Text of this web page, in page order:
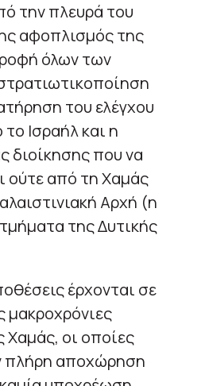
την πλευρά του
αφοπλισμός της
όλων των
του ελέγχου
Ισραήλ και η
διοίκησης που να
ούτε από τη Χαμάς
Αρχή (η
της Δυτικής
έρχονται σε
μακροχρόνιες
Χαμάς, οι οποίες
πλήρη αποχώρηση